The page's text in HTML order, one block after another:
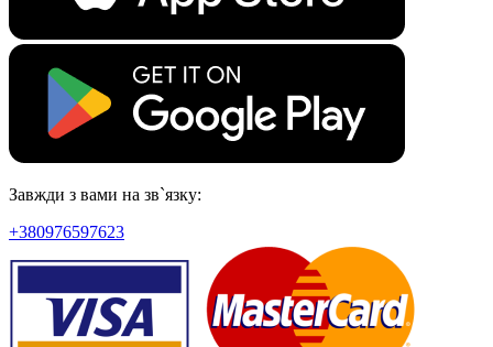
Завжди з вами на зв`язку:
+380976597623